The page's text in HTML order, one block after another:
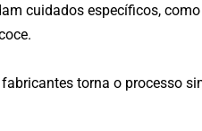
cuidados específicos,
torna o processo